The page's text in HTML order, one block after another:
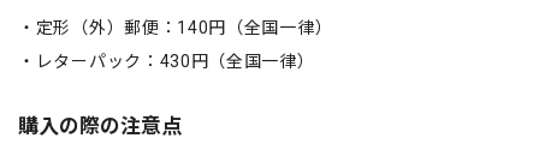
・定形（外）郵便：140円（全国一律）
・レターパック：430円（全国一律）
購入の際の注意点